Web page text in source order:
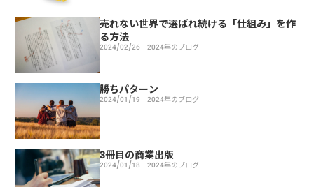
売れない世界で選ばれ続ける「仕組み」を作
る方法
2024/02/26 2024年のブログ
勝ちパターン
2024/01/19 2024年のブログ
3冊目の商業出版
2024/01/18 2024年のブログ